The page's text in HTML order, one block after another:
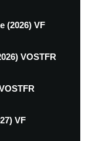
(2026) VF
VOSTFR
VF